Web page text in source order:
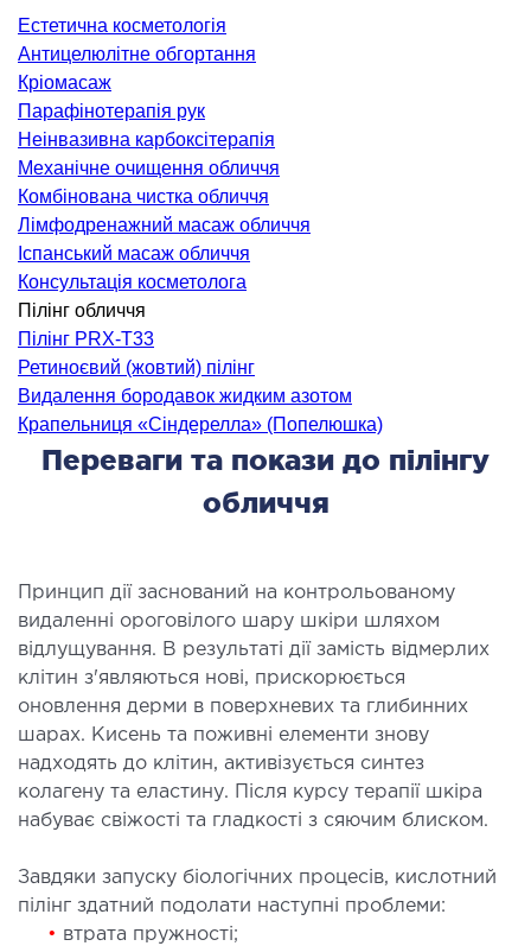
ЗАХВОРЮВАННЯ
горла і гортані
носа
вух
І ЛОР-ХІРУРГІЯ
лікування порожнини носа і
пазух
лікування захворювань та патологій
і глотки
лікування хропіння
хірургія обличчя
хірургія тіла
І ДЕРМАТОЛОГІЯ
косметологія
косметологія
косметологія
епіляція
косметологія
ЗАХВОРЮВАНЬ
І ЖОВЧНИХ ПРОТОК
Естетична косметологія
Антицелюлітне обгортання
Кріомасаж
Парафінотерапія рук
Неінвазивна карбоксітерапія
Механічне очищення обличчя
Комбінована чистка обличчя
Лімфодренажний масаж обличчя
Іспанський масаж обличчя
Консультація косметолога
Пілінг обличчя
Пілінг PRX-T33
Ретиноєвий (жовтий) пілінг
Видалення бородавок жидким азотом
Крапельниця «Сіндерелла» (Попелюшка)
Переваги та покази до пілінгу
обличчя
Принцип дії заснований на контрольованому
видаленні ороговілого шару шкіри шляхом
відлущування. В результаті дії замість відмерлих
клітин з'являються нові, прискорюється
оновлення дерми в поверхневих та глибинних
шарах. Кисень та поживні елементи знову
надходять до клітин, активізується синтез
колагену та еластину. Після курсу терапії шкіра
набуває свіжості та гладкості з сяючим блиском.
Завдяки запуску біологічних процесів, кислотний
пілінг здатний подолати наступні проблеми:
• втрата пружності;